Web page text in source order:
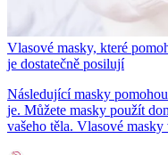
Vlasové masky, které
je dostatečně posilují
Následující masky
je. Můžete masky použít
vašeho těla. Vlasové